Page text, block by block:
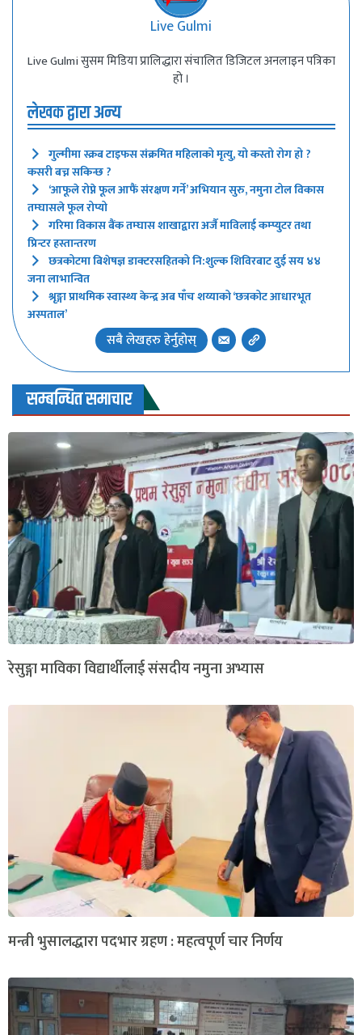
Live Gulmi
Live Gulmi सुसम मिडिया प्रालिद्धारा संचालित डिजिटल अनलाइन पत्रिका
हो ।
लेखक द्वारा अन्य
गुल्मीमा स्क्रब टाइफस संक्रमित महिलाको मृत्यु, यो कस्तो रोग हो ?
कसरी बच्न सकिन्छ ?
‘आफूले रोप्ने फूल आफैं संरक्षण गर्ने’ अभियान सुरु, नमुना टोल विकास
तम्घासले फूल रोप्यो
गरिमा विकास बैंक तम्घास शाखाद्वारा अर्जै माविलाई कम्प्युटर तथा
प्रिन्टर हस्तान्तरण
छत्रकोटमा बिशेषज्ञ डाक्टरसहितको नि:शुल्क शिविरबाट दुई सय ४४
जना लाभान्वित
श्रृङ्गा प्राथमिक स्वास्थ्य केन्द्र अब पाँच शय्याको ‘छत्रकोट आधारभूत
अस्पताल’
सबै लेखहरु हेर्नुहोस्
सम्बन्धित समाचार
रेसुङ्गा माविका विद्यार्थीलाई संसदीय नमुना अभ्यास
मन्त्री भुसालद्धारा पदभार ग्रहण : महत्वपूर्ण चार निर्णय